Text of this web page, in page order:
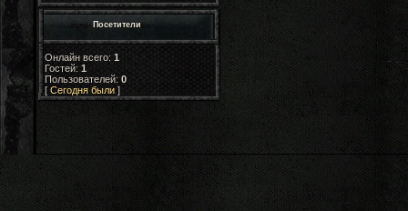
Посетители
Онлайн всего: 1
Гостей: 1
Пользователей: 0
[ Сегодня были ]